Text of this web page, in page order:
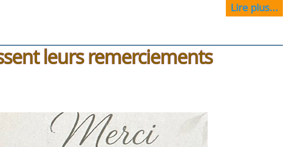
Lire plus...
leurs remerciements